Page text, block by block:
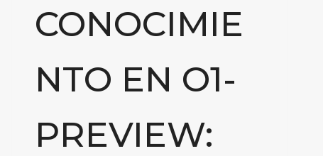
CONOCIMIE
NTO EN O1-
PREVIEW: